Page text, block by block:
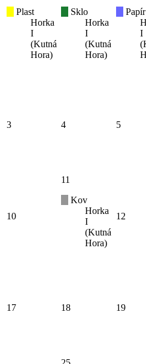
Plast
Horka
I
(Kutná
Hora)
Sklo
Horka
I
(Kutná
Hora)
Papír
I
3 4 5
10
11
Kov
Horka
I
(Kutná
Hora)
12
17 18 19